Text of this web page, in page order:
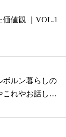
値観 ｜VOL.1
ボルン暮らしの
れやお話し